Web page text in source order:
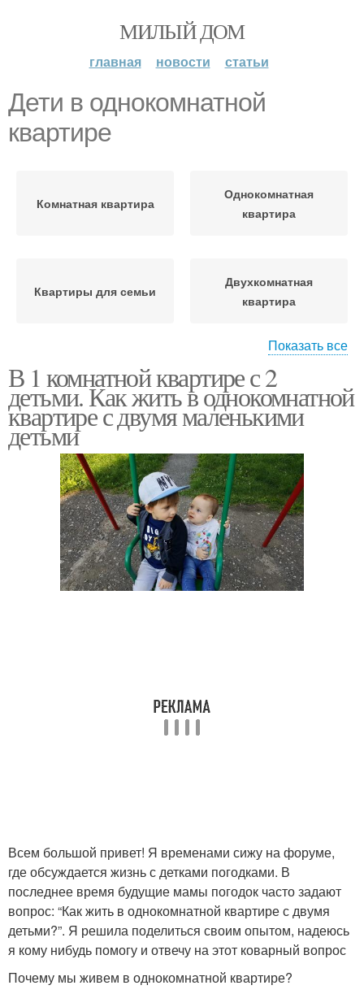
МИЛЫЙ ДОМ
главная новости статьи
Дети в однокомнатной
квартире
Комнатная квартира
Однокомнатная
квартира
Квартиры для семьи
Двухкомнатная
квартира
Квартира для семьи
Мебели в
однокомнатной
квартире
Квартира с ребенком
Показать все
В 1 комнатной квартире с 2
детьми. Как жить в однокомнатной
квартире с двумя маленькими
детьми
Всем большой привет! Я временами сижу на форуме,
где обсуждается жизнь с детками погодками. В
последнее время будущие мамы погодок часто задают
вопрос: “Как жить в однокомнатной квартире с двумя
детьми?”. Я решила поделиться своим опытом, надеюсь
я кому нибудь помогу и отвечу на этот коварный вопрос
Почему мы живем в однокомнатной квартире?